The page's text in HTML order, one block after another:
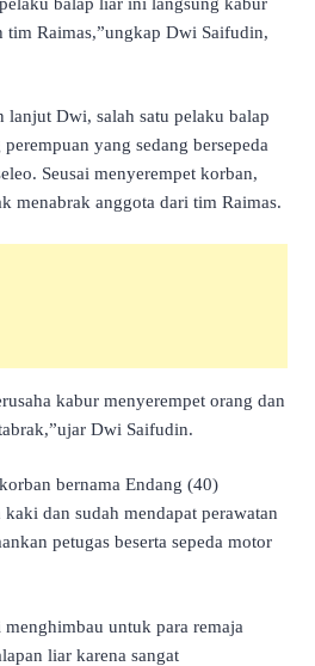
tim Raimas,”ungkap Dwi Saifudin,
lanjut Dwi, salah satu pelaku balap
yang sedang bersepeda
Seusai menyerempet korban,
menabrak anggota dari tim Raimas.
kabur menyerempet orang dan
Dwi Saifudin.
bernama Endang (40)
dan sudah mendapat perawatan
petugas beserta sepeda motor
untuk para remaja
liar karena sangat